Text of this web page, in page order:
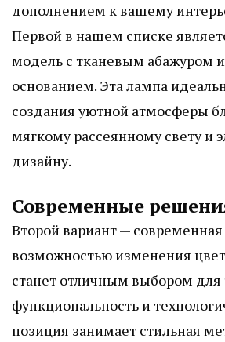
дополнением к вашему
Первой в нашем списке
модель с тканевым абажуром
основанием. Эта лампа
создания уютной атмосферы
мягкому рассеянному свету и
дизайну.
Современные
Второй вариант —
возможностью изменения
станет отличным выбором для
функциональность и
позиция занимает стильная